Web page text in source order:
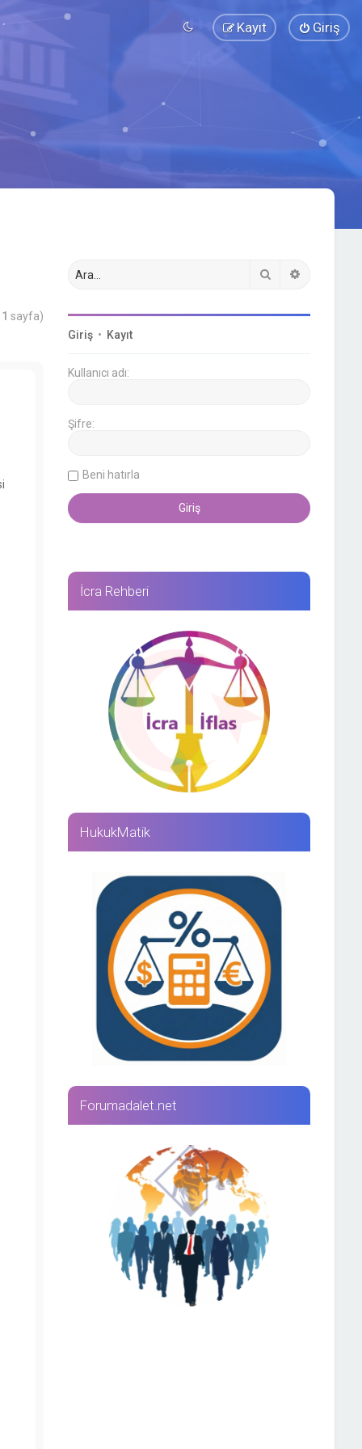
Giriş
Kayıt
1 sayfa)
Ara
Giriş • Kayıt
Kullanıcı adı:
Şifre:
Beni hatırla
İcra Rehberi
HukukMatik
Forumadalet.net